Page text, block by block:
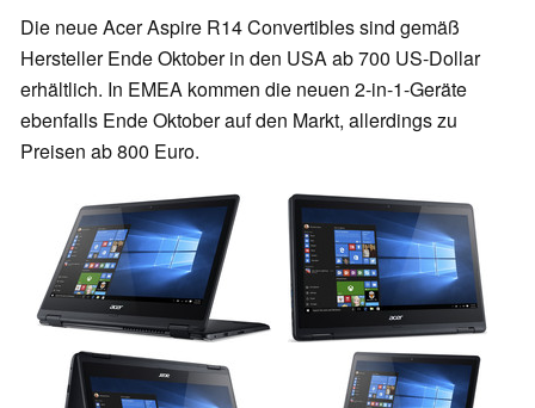
Die neue Acer Aspire R14 Convertibles sind gemäß
Hersteller Ende Oktober in den USA ab 700 US-Dollar
erhältlich. In EMEA kommen die neuen 2-in-1-Geräte
ebenfalls Ende Oktober auf den Markt, allerdings zu
Preisen ab 800 Euro.